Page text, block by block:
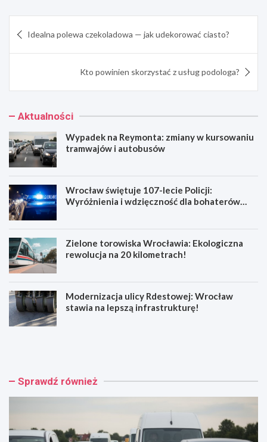
wpisu
Idealna polewa czekoladowa — jak udekorować ciasto?
Kto powinien skorzystać z usług podologa?
Aktualności
Wypadek na Reymonta: zmiany w kursowaniu
tramwajów i autobusów
Wrocław świętuje 107-lecie Policji:
Wyróżnienia i wdzięczność dla bohaterów
Zielone torowiska Wrocławia: Ekologiczna
rewolucja na 20 kilometrach!
Modernizacja ulicy Rdestowej: Wrocław
stawia na lepszą infrastrukturę!
W
e
R
e
W
a
i
ę
Sprawdź również